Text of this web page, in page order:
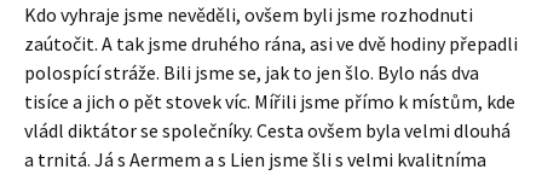
Kdo vyhraje jsme nevěděli, ovšem byli jsme rozhodnuti
zaútočit. A tak jsme druhého rána, asi ve dvě hodiny přepadli
polospící stráže. Bili jsme se, jak to jen šlo. Bylo nás dva
tisíce a jich o pět stovek víc. Mířili jsme přímo k místům, kde
vládl diktátor se společníky. Cesta ovšem byla velmi dlouhá
a trnitá. Já s Aermem a s Lien jsme šli s velmi kvalitníma